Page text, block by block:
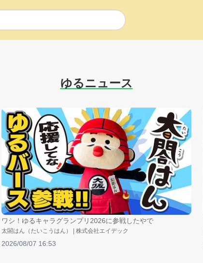
ゆるニュース
ワシ！ゆるキャラグランプリ2026に参戦したやで
太閤はん（たいこうはん） | 株式会社エイデック
2026/08/07 16:53